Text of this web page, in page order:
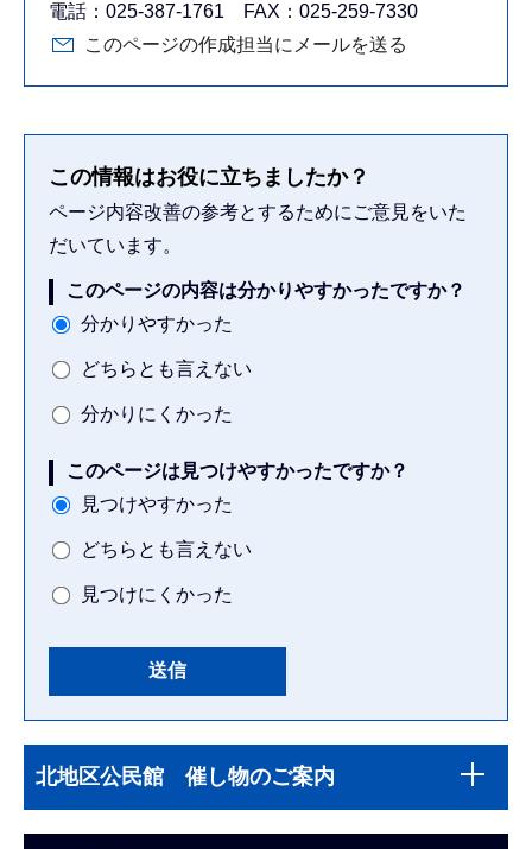
電話：025-387-1761 FAX：025-259-7330
このページの作成担当にメールを送る
この情報はお役に立ちましたか？
ページ内容改善の参考とするためにご意見をいた
だいています。
このページの内容は分かりやすかったですか？
分かりやすかった
どちらとも言えない
分かりにくかった
このページは見つけやすかったですか？
見つけやすかった
どちらとも言えない
見つけにくかった
文
こ
サ
北地区公民館 催し物のご案内